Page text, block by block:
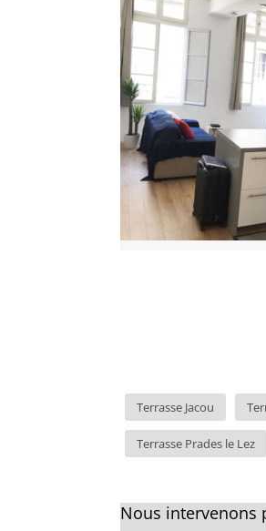
Terrasse Jacou
Terrasse Prades le Lez
Nous intervenons